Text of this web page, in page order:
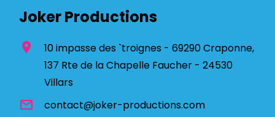
Joker Productions
location_on
10 impasse des `troignes - 69290 Craponne,
137 Rte de la Chapelle Faucher - 24530
Villars
mail_outline contact@joker-productions.com